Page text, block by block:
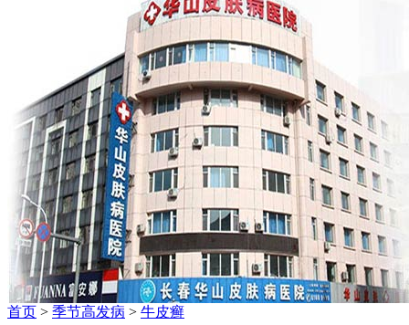
首页 > 季节高发病 > 牛皮癣